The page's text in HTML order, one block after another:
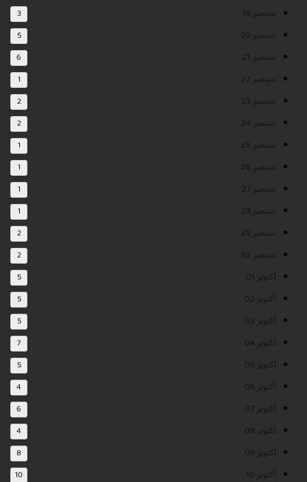
سبتمبر 19 3
سبتمبر 20 5
سبتمبر 21 6
سبتمبر 22 1
سبتمبر 23 2
سبتمبر 24 2
سبتمبر 25 1
سبتمبر 26 1
سبتمبر 27 1
سبتمبر 28 1
سبتمبر 29 2
سبتمبر 30 2
أكتوبر 01 5
أكتوبر 02 5
أكتوبر 03 5
أكتوبر 04 7
أكتوبر 05 5
أكتوبر 06 4
أكتوبر 07 6
أكتوبر 08 4
أكتوبر 09 8
أكتوبر 10 10